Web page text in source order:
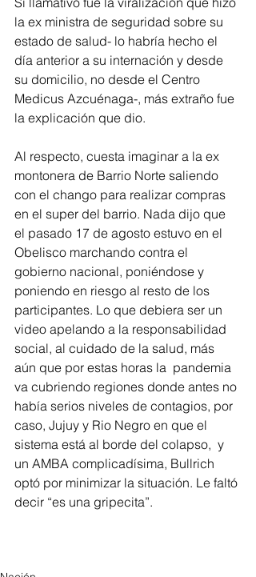
la ex ministra de seguridad sobre su
estado de salud- lo habría hecho el
día anterior a su internación y desde
su domicilio, no desde el Centro
Medicus Azcuénaga-, más extraño fue
la explicación que dio.
Al respecto, cuesta imaginar a la ex
montonera de Barrio Norte saliendo
con el chango para realizar compras
en el super del barrio. Nada dijo que
el pasado 17 de agosto estuvo en el
Obelisco marchando contra el
gobierno nacional, poniéndose y
poniendo en riesgo al resto de los
participantes. Lo que debiera ser un
video apelando a la responsabilidad
social, al cuidado de la salud, más
aún que por estas horas la  pandemia
va cubriendo regiones donde antes no
había serios niveles de contagios, por
caso, Jujuy y Rio Negro en que el
sistema está al borde del colapso,  y
un AMBA complicadísima, Bullrich
optó por minimizar la situación. Le faltó
decir “es una gripecita”.